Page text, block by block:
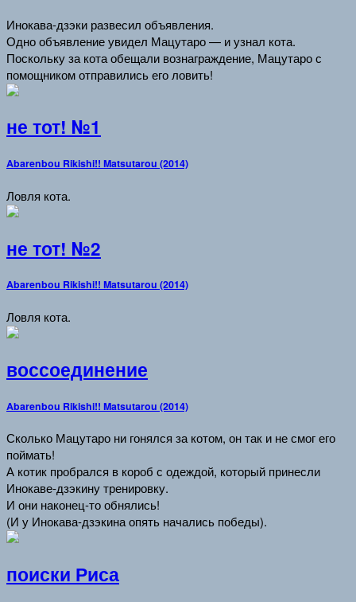
Инокава-дзэки развесил объявления.
Одно объявление увидел Мацутаро — и узнал кота.
Поскольку за кота обещали вознаграждение, Мацутаро с
помощником отправились его ловить!
не тот! №1
Abarenbou Rikishi!! Matsutarou (2014)
Ловля кота.
не тот! №2
Abarenbou Rikishi!! Matsutarou (2014)
Ловля кота.
воссоединение
Abarenbou Rikishi!! Matsutarou (2014)
Сколько Мацутаро ни гонялся за котом, он так и не смог его
поймать!
А котик пробрался в короб с одеждой, который принесли
Инокаве-дзэкину тренировку.
И они наконец-то обнялись!
(И у Инокава-дзэкина опять начались победы).
поиски Риса